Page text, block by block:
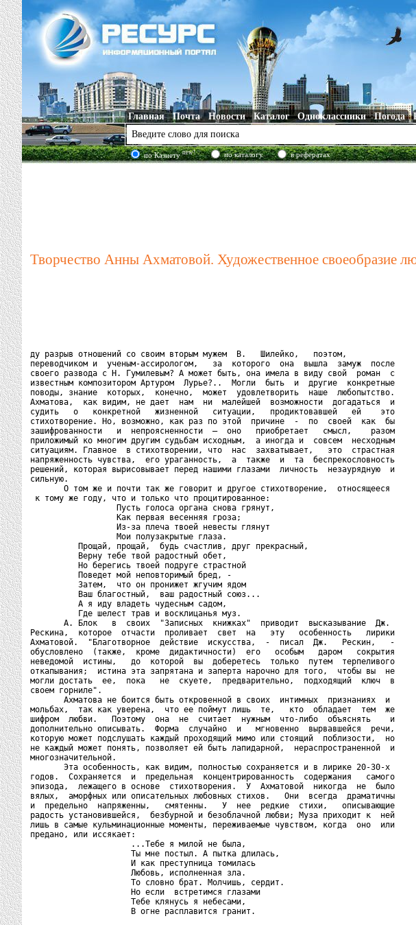
Главная Почта Новости Каталог Одноклассники Погода
по Казнетуnew! по каталогу в рефератах
Творчество Анны Ахматовой. Художественное своеобразие
ду разрыв отношений со своим вторым мужем  В.   Шилейко,   поэтом,
переводчиком и  ученым-ассирологом,   за  которого  она  вышла  замуж  после
своего развода с Н. Гумилевым? А может быть, она имела в виду свой  роман  с
известным композитором Артуром  Лурье?..  Могли  быть  и  другие  конкретные
поводы, знание  которых,  конечно,  может  удовлетворить  наше  любопытство.
Ахматова,  как видим, не дает  нам  ни  малейшей  возможности  догадаться  и
судить   о   конкретной   жизненной   ситуации,   продиктовавшей   ей    это
стихотворение. Но, возможно, как раз по этой  причине  -  по  своей  как  бы
зашифрованности   и  непроясненности  –  оно   приобретает   смысл,    разом
приложимый ко многим другим судьбам исходным,  а иногда и  совсем  несходным
ситуациям. Главное  в стихотворении, что  нас  захватывает,   это  страстная
напряженность чувства,  его ураганность,  а  также  и  та  беспрекословность
решений, которая вырисовывает перед нашими глазами  личность  незаурядную  и
сильную.
       О том же и почти так же говорит и другое стихотворение,  относящееся
к тому же году, что и только что процитированное:
                  Пусть голоса органа снова грянут,
                  Как первая весенняя гроза;
                  Из-за плеча твоей невесты глянут
                  Мои полузакрытые глаза.
          Прощай, прощай,  будь счастлив, друг прекрасный,
          Верну тебе твой радостный обет,
          Но берегись твоей подруге страстной
          Поведет мой неповторимый бред, -
          Затем,  что он пронижет жгучим ядом
          Ваш благостный,  ваш радостный союз...
          А я иду владеть чудесным садом,
          Где шелест трав и восклицанья муз.
       А. Блок   в  своих  "Записных  книжках"  приводит  высказывание  Дж.
Рескина,  которое  отчасти  проливает  свет  на   эту   особенность   лирики
Ахматовой.  "Благотворное  действие  искусства,  -  писал  Дж.   Рескин,   -
обусловлено  (также,  кроме  дидактичности)  его   особым   даром   сокрытия
неведомой  истины,   до  которой  вы  доберетесь  только  путем  терпеливого
откапывания;  истина эта запрятана и заперта нарочно для того,  чтобы вы  не
могли достать  ее,  пока   не  скуете,  предварительно,  подходящий  ключ  в
своем горниле".
       Ахматова не боится быть откровенной в своих  интимных  признаниях  и
мольбах,  так как уверена,  что ее поймут лишь  те,   кто  обладает  тем  же
шифром  любви.   Поэтому  она  не  считает  нужным  что-либо  объяснять    и
дополнительно описывать.  Форма  случайно  и   мгновенно  вырвавшейся  речи,
которую может подслушать каждый проходящий мимо или стоящий  поблизости,  но
не каждый может понять, позволяет ей быть лапидарной,  нераспространенной  и
многозначительной.
       Эта особенность, как видим, полностью сохраняется и в лирике 20-30-х
годов.  Сохраняется  и  предельная  концентрированность  содержания   самого
эпизода,  лежащего в основе  стихотворения.  У  Ахматовой  никогда  не  было
вялых,  аморфных или описательных любовных стихов.   Они  всегда  драматичны
и  предельно  напряженны,   смятенны.   У  нее  редкие  стихи,   описывающие
радость установившейся,  безбурной и безоблачной любви; Муза приходит к  ней
лишь в самые кульминационные моменты, переживаемые чувством, когда  оно  или
предано, или иссякает:
                     ...Тебе я милой не была,
                     Ты мне постыл. А пытка длилась,
                     И как преступница томилась
                     Любовь, исполненная зла.
                     То словно брат. Молчишь, сердит.
                     Но если  встретимся глазами
                     Тебе клянусь я небесами,
                     В огне расплавится гранит.